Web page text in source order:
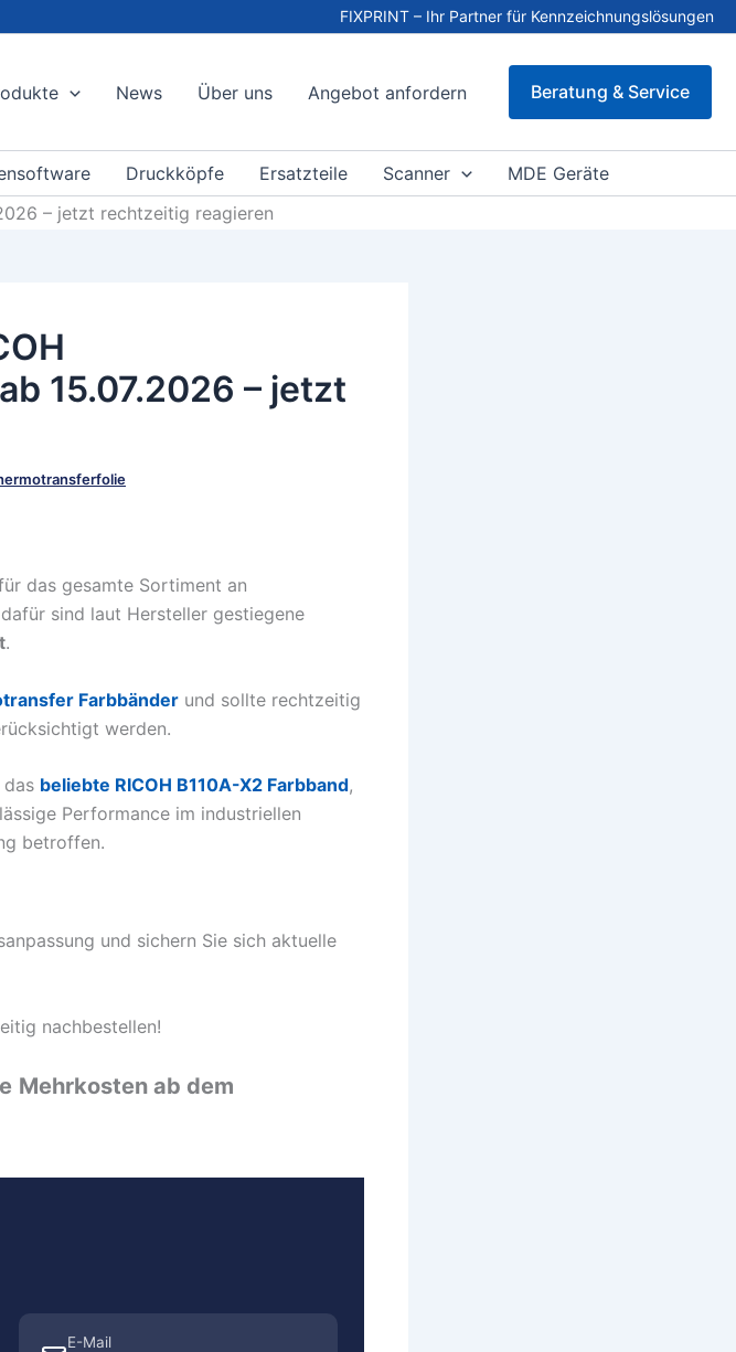
FIXPRINT – Ihr Partner für Kennzeichnungslösungen
News Über uns Angebot anfordern Beratung & Service
Druckköpfe Ersatzteile Scanner
MDE Geräte
– jetzt rechtzeitig reagieren
15.07.2026 – jetzt
das gesamte Sortiment an
sind laut Hersteller gestiegene
.
Farbbänder und sollte rechtzeitig
werden.
das beliebte RICOH B110A-X2 Farbband,
Performance im industriellen
betroffen.
und sichern Sie sich aktuelle
nachbestellen!
Mehrkosten ab dem
E-Mail